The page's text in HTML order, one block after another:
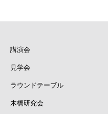
講演会
見学会
ラウンドテーブル
木橋研究会